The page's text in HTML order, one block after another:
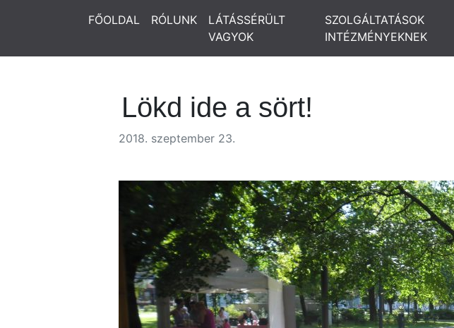
FŐOLDAL RÓLUNK
LÁTÁSSÉRÜLT
VAGYOK
SZOLGÁLTATÁSOK
INTÉZMÉNYEKNEK
Lökd ide a sört!
2018. szeptember 23.